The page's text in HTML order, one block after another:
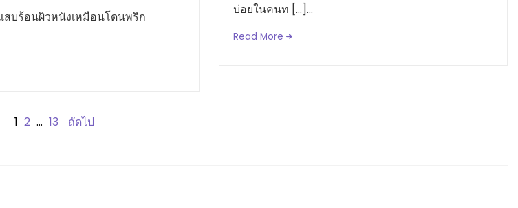
บ่อยในคนท […]...
Read More
สบร้อนผิวหนังเหมือนโดนพริก
1 2 … 13 ถัดไป